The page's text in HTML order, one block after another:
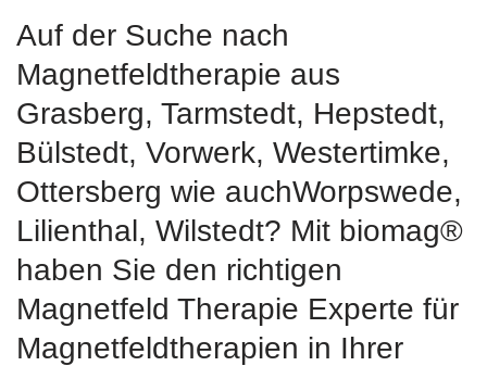
Auf der Suche nach
Magnetfeldtherapie aus
Grasberg, Tarmstedt, Hepstedt,
Bülstedt, Vorwerk, Westertimke,
Ottersberg wie auchWorpswede,
Lilienthal, Wilstedt? Mit biomag®
haben Sie den richtigen
Magnetfeld Therapie Experte für
Magnetfeldtherapien in Ihrer